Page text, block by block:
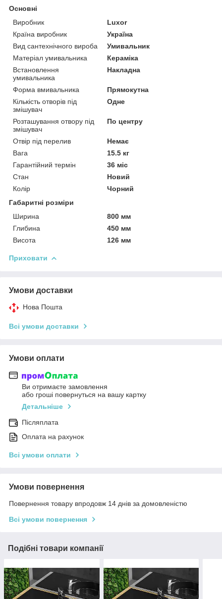
Основні
Виробник
Luxor
Країна виробник
Україна
Вид сантехнічного вироба
Умивальник
Матеріал умивальника
Кераміка
Встановлення
умивальника
Накладна
Форма вмивальника
Прямокутна
Кількість отворів під
змішувач
Одне
Розташування отвору під
змішувач
По центру
Отвір під перелив
Немає
Вага
15.5 кг
Гарантійний термін
36 міс
Стан
Новий
Колір
Чорний
Габаритні розміри
Ширина
800 мм
Глибина
450 мм
Висота
126 мм
Приховати
Умови доставки
Нова Пошта
Всі умови доставки
Умови оплати
Ви отримаєте замовлення
або гроші повернуться на вашу картку
Детальніше
Післяплата
Оплата на рахунок
Всі умови оплати
Умови повернення
Повернення товару впродовж 14 днів за домовленістю
Всі умови повернення
Подібні товари компанії